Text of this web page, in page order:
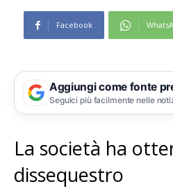
Facebook
Aggiungi come fonte
Seguici più facilmente nelle
La società ha
dissequestro